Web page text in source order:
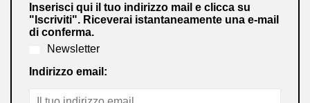
Inserisci qui il tuo indirizzo mail e clicca su
"Iscriviti". Riceverai istantaneamente una e-mail
di conferma.
Newsletter
Indirizzo email: